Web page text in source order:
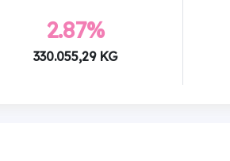
2.87%
330.055,29 KG